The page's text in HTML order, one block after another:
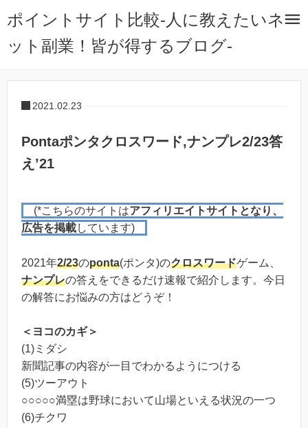
ポイントサイト比較-人に教えたいネ
ット副業！皆が得するブログ-
2021.02.23
Pontaポンタクロスワード,ナンプレ2/23答
え’21
(*こちらのサイトはアフィリエイトサイトとなり、
広告を掲載しています)
2021年2/23のponta(ポンタ)のクロスワードゲーム、
ナンプレの答えをできるだけ速報で紹介します。今日
の解答にお悩みの方はどうぞ！
＜ヨコのカギ＞
(1)ミダシ
新聞記事の内容が一目でわかるようにつける
(5)ツーアウト
○○○○○満塁は野球において山場といえる状況の一つ
(6)チクワ